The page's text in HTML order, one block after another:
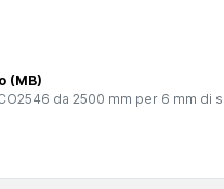
(MB)
da 2500 mm per 6 mm di